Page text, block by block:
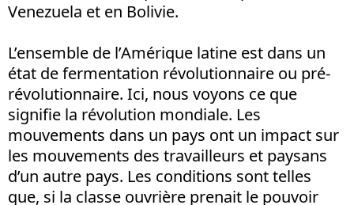
Venezuela et en Bolivie.
L’ensemble de l’Amérique latine est dans un
état de fermentation révolutionnaire ou pré-
révolutionnaire. Ici, nous voyons ce que
signifie la révolution mondiale. Les
mouvements dans un pays ont un impact sur
les mouvements des travailleurs et paysans
d’un autre pays. Les conditions sont telles
que, si la classe ouvrière prenait le pouvoir